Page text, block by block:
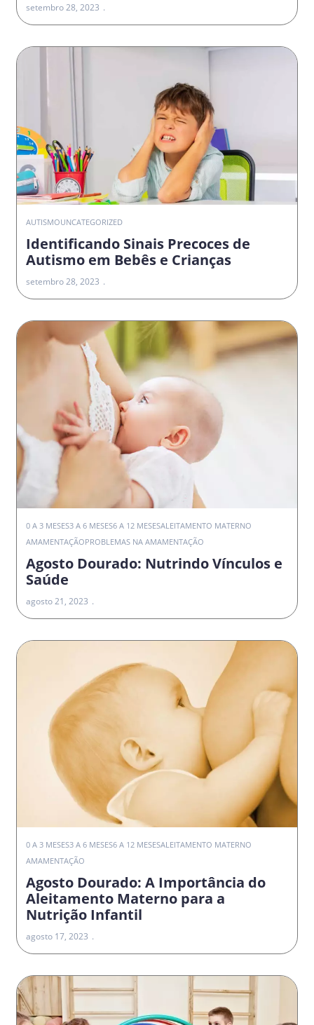
setembro 28, 2023
AUTISMOUNCATEGORIZED
Identificando Sinais Precoces de
Autismo em Bebês e Crianças
setembro 28, 2023
0 A 3 MESES3 A 6 MESES6 A 12 MESESALEITAMENTO MATERNO
AMAMENTAÇÃOPROBLEMAS NA AMAMENTAÇÃO
Agosto Dourado: Nutrindo Vínculos e
Saúde
agosto 21, 2023
0 A 3 MESES3 A 6 MESES6 A 12 MESESALEITAMENTO MATERNO
AMAMENTAÇÃO
Agosto Dourado: A Importância do
Aleitamento Materno para a
Nutrição Infantil
agosto 17, 2023